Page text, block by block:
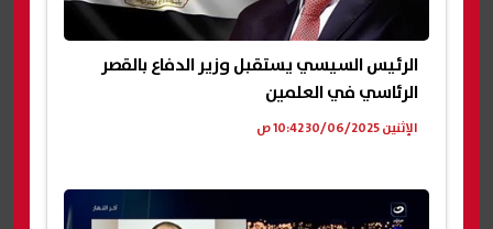
الرئيس السيسي يستقبل وزير الدفاع بالقصر
الرئاسي في العلمين
الإثنين 30/06/2025 10:42 ص